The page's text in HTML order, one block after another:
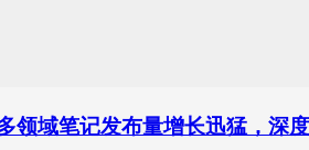
领域笔记发布量增长迅猛，深